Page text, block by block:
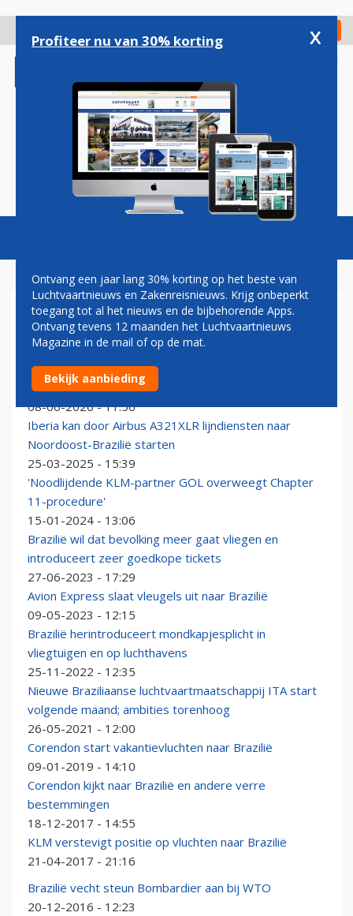
gaan
Check in
Magazine Podcasts Vacatures
BRAZILIE
KLM bouwt positie in Zuid-Amerika uit met extra
vluchten naar Brazilië
08-06-2026 - 11:56
Iberia kan door Airbus A321XLR lijndiensten naar
Noordoost-Brazilië starten
25-03-2025 - 15:39
'Noodlijdende KLM-partner GOL overweegt Chapter
11-procedure'
15-01-2024 - 13:06
Brazilië wil dat bevolking meer gaat vliegen en
introduceert zeer goedkope tickets
27-06-2023 - 17:29
Avion Express slaat vleugels uit naar Brazilië
09-05-2023 - 12:15
Brazilië herintroduceert mondkapjesplicht in
vliegtuigen en op luchthavens
25-11-2022 - 12:35
Nieuwe Braziliaanse luchtvaartmaatschappij ITA start
volgende maand; ambities torenhoog
26-05-2021 - 12:00
Corendon start vakantievluchten naar Brazilië
09-01-2019 - 14:10
Corendon kijkt naar Brazilië en andere verre
bestemmingen
18-12-2017 - 14:55
KLM verstevigt positie op vluchten naar Brazilië
21-04-2017 - 21:16
Brazilië vecht steun Bombardier aan bij WTO
20-12-2016 - 12:23
Profiteer nu van 30% korting x
Ontvang een jaar lang 30% korting op het beste van
Luchtvaartnieuws en Zakenreisnieuws. Krijg onbeperkt
toegang tot al het nieuws en de bijbehorende Apps.
Ontvang tevens 12 maanden het Luchtvaartnieuws
Magazine in de mail of op de mat.
Bekijk aanbieding